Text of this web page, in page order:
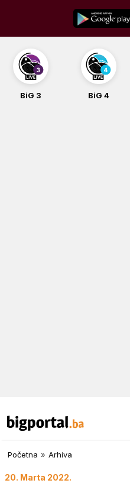
content
BiG 3 BiG 4
Početna » Arhiva
20. Marta 2022.